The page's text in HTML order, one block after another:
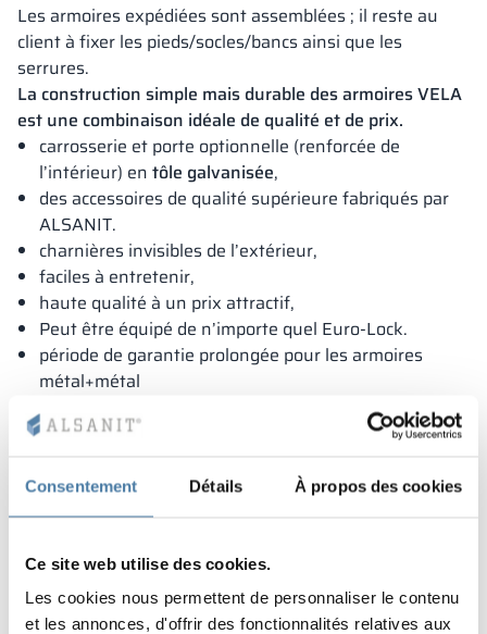
Consentement Détails À propos des cookies
Ce site web utilise des cookies.
Les cookies nous permettent de personnaliser le contenu
et les annonces, d'offrir des fonctionnalités relatives aux
Les armoires expédiées sont assemblées ; il reste au
client à fixer les pieds/socles/bancs ainsi que les
serrures.
La construction simple mais durable des armoires VELA
est une combinaison idéale de qualité et de prix.
carrosserie et porte optionnelle (renforcée de
l’intérieur) en tôle galvanisée,
des accessoires de qualité supérieure fabriqués par
ALSANIT.
charnières invisibles de l’extérieur,
faciles à entretenir,
haute qualité à un prix attractif,
Peut être équipé de n’importe quel Euro-Lock.
période de garantie prolongée pour les armoires
métal+métal